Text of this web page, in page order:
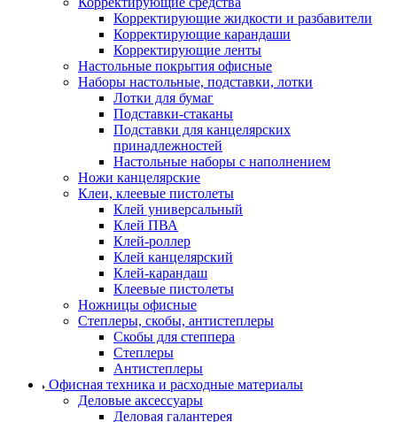
Корректирующие жидкости и разбавители
Корректирующие карандаши
Корректирующие ленты
Настольные покрытия офисные
Наборы настольные, подставки, лотки
Лотки для бумаг
Подставки-стаканы
Подставки для канцелярских
принадлежностей
Настольные наборы с наполнением
Ножи канцелярские
Клеи, клеевые пистолеты
Клей универсальный
Клей ПВА
Клей-роллер
Клей канцелярский
Клей-карандаш
Клеевые пистолеты
Ножницы офисные
Степлеры, скобы, антистеплеры
Скобы для степпера
Степлеры
Антистеплеры
Офисная техника и расходные материалы
Деловые аксессуары
Деловая галантерея